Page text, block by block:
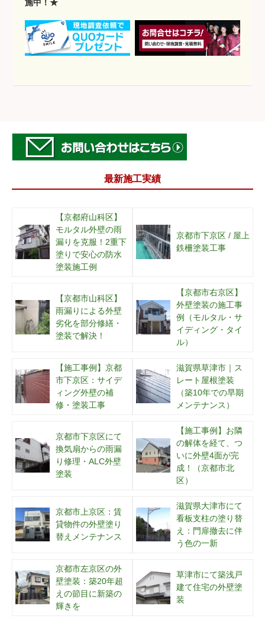
施中！★
最新施工実績
【京都府山科区】
モルタル外壁の雨
漏りを克服！2重下
塗りで安心の防水
塗装施工例
京都市下京区 / 屋上
鉄柵塗装工事
【京都市山科区】
雨漏りによる外壁
劣化を部分修繕・
塗装で解決！
【京都市右京区】
外壁塗装の施工事
例（モルタル・サ
イディング・タイ
ル）
【施工事例】京都
市下京区：サイデ
ィング外壁の補
修・塗装工事
滋賀県草津市｜ス
レート屋根塗装
（築10年での早期
メンテナンス）
京都市下京区にて
換気扇からの雨漏
り修理・ALC外壁
塗装
【施工事例】お隣
の解体を経て、つ
いに外壁4面が完
成！（京都市北
区）
京都市上京区：賃
貸物件の外壁塗り
替えメンテナンス
滋賀県大津市にて
看板支柱の塗り替
え：門扉撤去に伴
う色の一新
京都市左京区の外
壁塗装：築20年超
えの節目に新築の
輝きを
草津市にて築浅戸
建て住宅の外壁塗
装